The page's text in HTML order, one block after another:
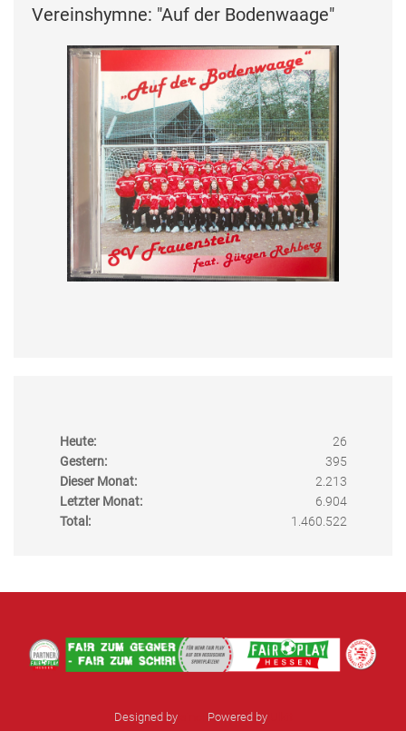
Vereinshymne: "Auf der Bodenwaage"
Heute:
26
Gestern:
395
Dieser Monat:
2.213
Letzter Monat:
6.904
Total:
1.460.522
Designed by Powered by